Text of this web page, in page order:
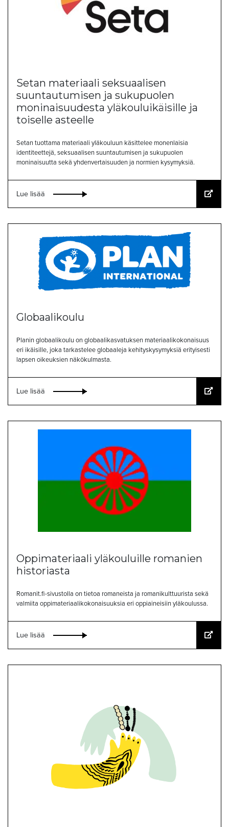
Setan materiaali seksuaalisen
suuntautumisen ja sukupuolen
moninaisuudesta yläkouluikäisille ja
toiselle asteelle
Setan tuottama materiaali yläkouluun käsittelee monenlaisia
identiteettejä, seksuaalisen suuntautumisen ja sukupuolen
moninaisuutta sekä yhdenvertaisuuden ja normien kysymyksiä.
Lue lisää
Globaalikoulu
Planin globaalikoulu on globaalikasvatuksen materiaalikokonaisuus
eri ikäisille, joka tarkastelee globaaleja kehityskysymyksiä erityisesti
lapsen oikeuksien näkökulmasta.
Lue lisää
Oppimateriaali yläkouluille romanien
historiasta
Romanit.fi-sivustolla on tietoa romaneista ja romanikulttuurista sekä
valmiita oppimateriaalikokonaisuuksia eri oppiaineisiin yläkoulussa.
Lue lisää